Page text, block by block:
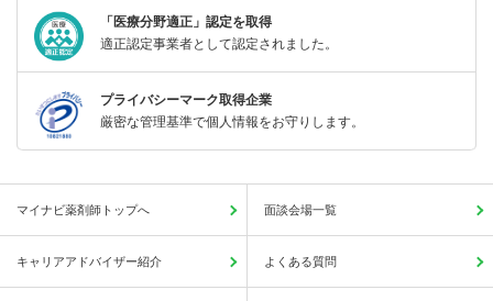
「医療分野適正」認定を取得
適正認定事業者として認定されました。
プライバシーマーク取得企業
厳密な管理基準で個人情報をお守りします。
マイナビ薬剤師トップへ 面談会場一覧
キャリアアドバイザー紹介 よくある質問